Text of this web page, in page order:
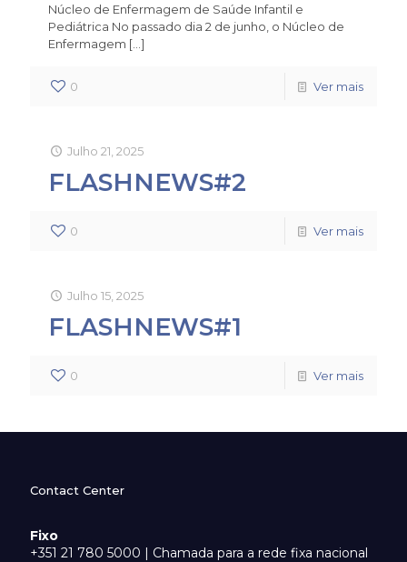
Núcleo de Enfermagem de Saúde Infantil e
Pediátrica No passado dia 2 de junho, o Núcleo de
Enfermagem […]
0 Ver mais
Julho 21, 2025
FLASHNEWS#2
0 Ver mais
Julho 15, 2025
FLASHNEWS#1
0 Ver mais
Contact Center
Fixo
+351 21 780 5000 | Chamada para a rede fixa nacional